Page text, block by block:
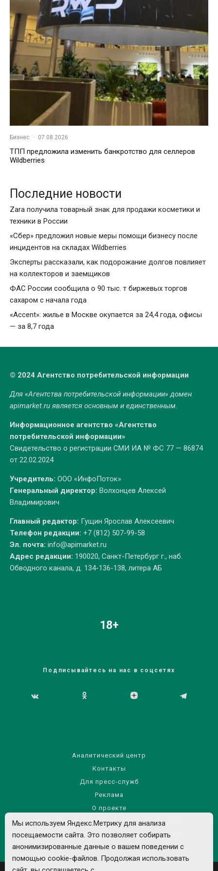
Бизнес · 07.08.2026
ТПП предложила изменить банкротство для селлеров
Wildberries
Последние новости
Zara получила товарный знак для продажи косметики и
техники в России
«Сбер» предложил новые меры помощи бизнесу после
инцидентов на складах Wildberries
Эксперты рассказали, как подорожание долгов повлияет
на коллекторов и заемщиков
ФАС России сообщила о 90 тыс. т биржевых торгов
сахаром с начала года
«Accent»: жилье в Москве окупается за 24,4 года, офисы
— за 8,7 года
© 2024 Агентство потребительской информации
Для «Агентства потребительской информации» домен
apimarket.ruявляется основным и единственным.
Информационное агентство «Агентство
потребительской информации»
Свидетельство о регистрации СМИ ИА № ФС 77 — 86874
от 22.02.2024
Учредитель: ООО «ИнфоПоток»
Генеральный директор: Волхонцев Алексей
Владимирович
Главный редактор: Гущин Ярослав Алексеевич
Телефон редакции: +7 (812) 507-99-58
Эл. почта: info@apimarket.ru
Адрес редакции: 190020, Санкт-Петербург г., наб.
Обводного канала, д. 134-136-138, литера АБ
18+
Подписывайтесь на нас в соцсетях
Аналитический центр
Контакты
Для пресс-служб
Реклама
О проекте
Правила использования материалов сайта
Политика обработки персональных данных
Мы используем Яндекс.Метрику для анализа
посещаемости сайта. Это позволяет собирать
анонимизированные данные о вашем поведении с
помощью cookie-файлов. Продолжая использовать